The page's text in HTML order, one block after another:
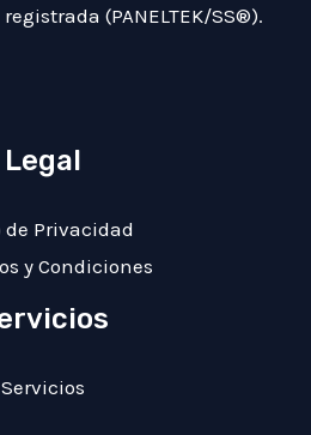
(PANELTEK/SS®).
Legal
de Privacidad
y Condiciones
Servicios